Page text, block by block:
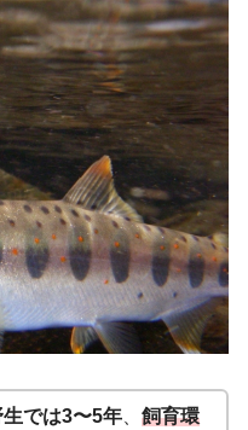
生では3〜5年、 飼育環